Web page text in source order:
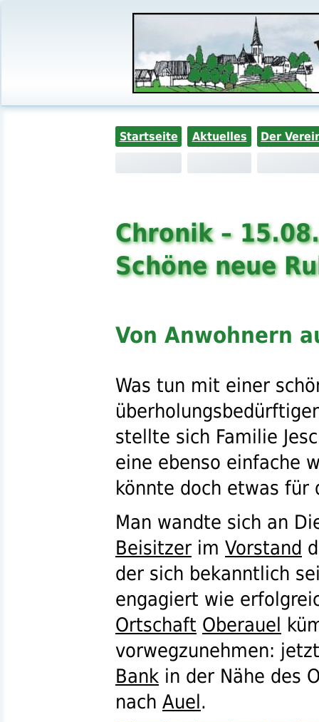
Startseite Aktuelles Der
Chronik –
Schöne neue
Von Anwohnern
Was tun mit einer
stellte sich Familie
eine ebenso einfache
könnte doch etwas für
Man wandte sich an
Beisitzer im Vorstand
der sich bekanntlich
engagiert wie
Ortschaft Oberauel
vorwegzunehmen:
Bank in der Nähe des
nach Auel.